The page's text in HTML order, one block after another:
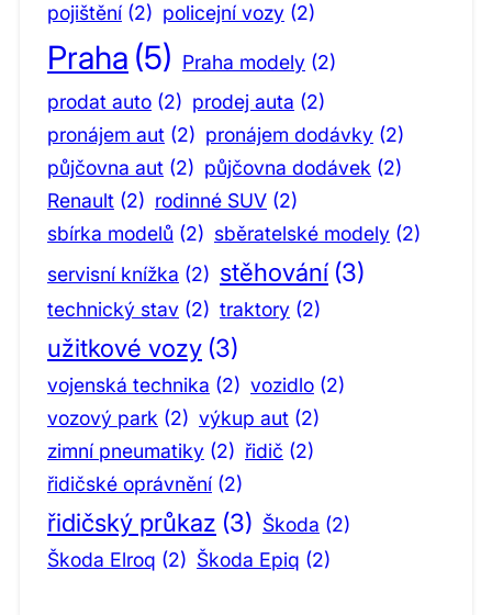
pojištění (2) policejní vozy (2)
Praha (5) Praha modely (2)
prodat auto (2) prodej auta (2)
pronájem aut (2) pronájem dodávky (2)
půjčovna aut (2) půjčovna dodávek (2)
Renault (2) rodinné SUV (2)
sbírka modelů (2) sběratelské modely (2)
servisní knížka (2) stěhování (3)
technický stav (2) traktory (2)
užitkové vozy (3)
vojenská technika (2) vozidlo (2)
vozový park (2) výkup aut (2)
zimní pneumatiky (2) řidič (2)
řidičské oprávnění (2)
řidičský průkaz (3) Škoda (2)
Škoda Elroq (2) Škoda Epiq (2)